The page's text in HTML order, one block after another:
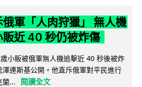
軍「人肉狩獵」 無人機
近 40 秒仍被炸傷
小販被俄軍無人機追擊近 40 秒後被炸
連斯基公開。他直斥俄軍對平民進行
蘭...
閱讀全文